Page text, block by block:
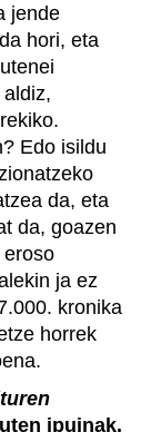
jende
hori, eta
Edo isildu
da, eta
da, goazen
ja ez
kronika
horrek
ipuinak.